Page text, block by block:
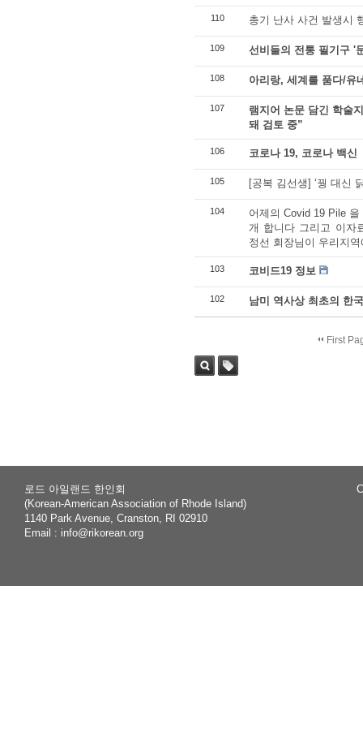
110 총기 난사 사건 발생시
109 선비들의 전통 필기구 '
108 아리랑, 세계를 품다/유
107
램지어 논문 담긴 학술
돼 검토 중”
106 코로나 19, 코로나 백신
105 [공복 김선생] ‘꿩 대신
104
어제의 Covid 19 Pile
개 합니다 그리고 이자
정선 회장님이 우리지
103 코비드19 정보
102 남미 역사상 최초의 한
First
로드 아일랜드 한인회
(Korean-American Association of Rhode Island)
1140 Park Avenue, Cranston, RI 02910
Email : info@rikorean.org